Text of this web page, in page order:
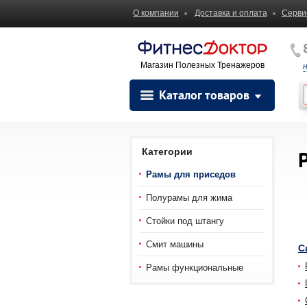
О компании Доставка и оплата
Магазин Полезных Тренажеров
Каталог товаров
Категории
Рамы для приседов
Полурамы для жима
Стойки под штангу
Смит машины
Рамы функциональные